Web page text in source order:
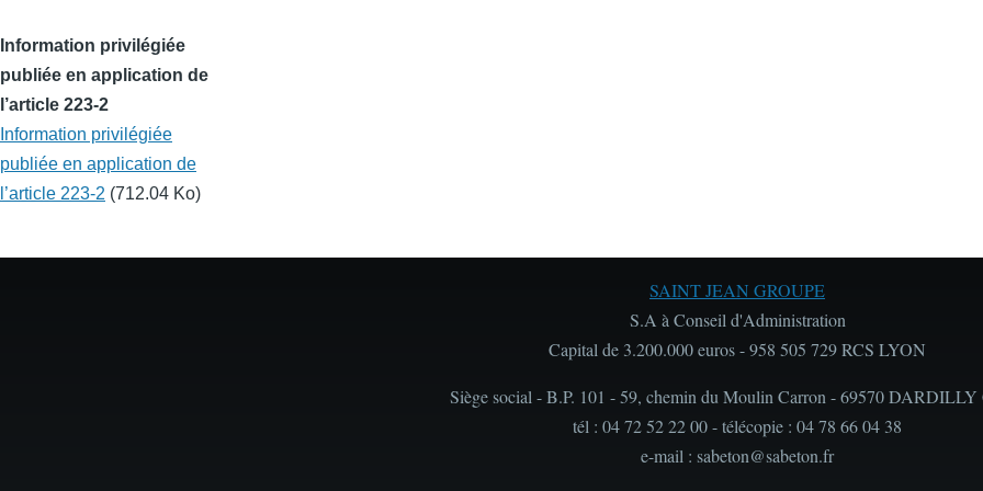
Information privilégiée
publiée en application de
l’article 223-2
Information privilégiée
publiée en application de
l’article 223-2 (712.04 Ko)
SAINT JEAN GROUPE
S.A à Conseil d'Administration
Capital de 3.200.000 euros - 958 505 729 RCS LYON
Siège social - B.P. 101 - 59, chemin du Moulin Carron - 69570 DARDILLY
tél : 04 72 52 22 00 - télécopie : 04 78 66 04 38
e-mail : sabeton@sabeton.fr